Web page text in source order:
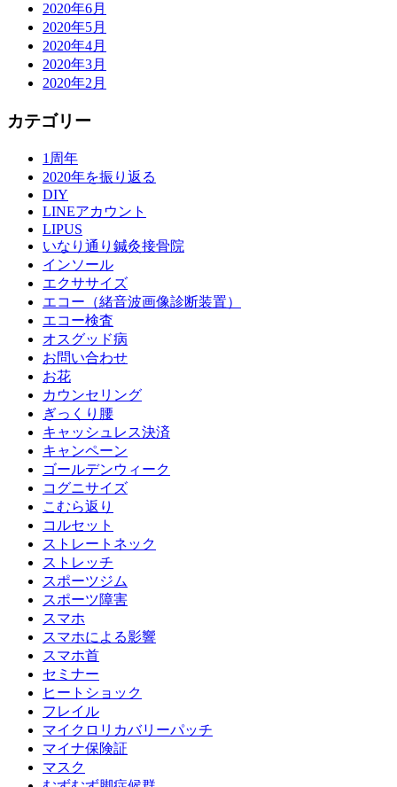
2020年6月
2020年5月
2020年4月
2020年3月
2020年2月
カテゴリー
1周年
2020年を振り返る
DIY
LINEアカウント
LIPUS
いなり通り鍼灸接骨院
インソール
エクササイズ
エコー（緒音波画像診断装置）
エコー検査
オスグッド病
お問い合わせ
お花
カウンセリング
ぎっくり腰
キャッシュレス決済
キャンペーン
ゴールデンウィーク
コグニサイズ
こむら返り
コルセット
ストレートネック
ストレッチ
スポーツジム
スポーツ障害
スマホ
スマホによる影響
スマホ首
セミナー
ヒートショック
フレイル
マイクロリカバリーパッチ
マイナ保険証
マスク